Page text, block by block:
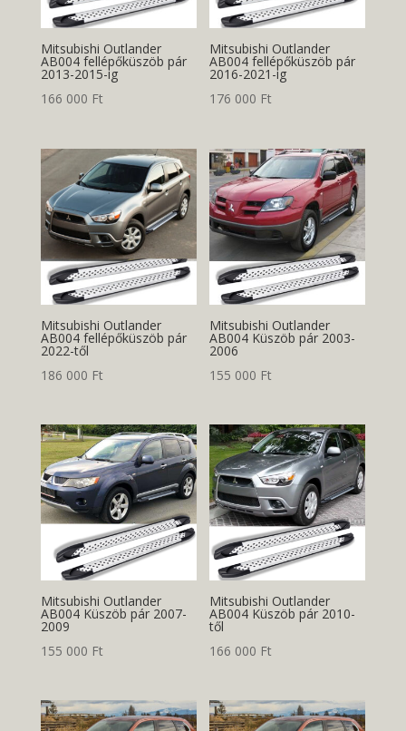
Mitsubishi Outlander
AB004 fellépőküszöb pár
2013-2015-ig
166 000 Ft
Mitsubishi Outlander
AB004 fellépőküszöb pár
2016-2021-ig
176 000 Ft
Mitsubishi Outlander
AB004 fellépőküszöb pár
2022-től
186 000 Ft
Mitsubishi Outlander
AB004 Küszöb pár 2003-
2006
155 000 Ft
Mitsubishi Outlander
AB004 Küszöb pár 2007-
2009
155 000 Ft
Mitsubishi Outlander
AB004 Küszöb pár 2010-
től
166 000 Ft